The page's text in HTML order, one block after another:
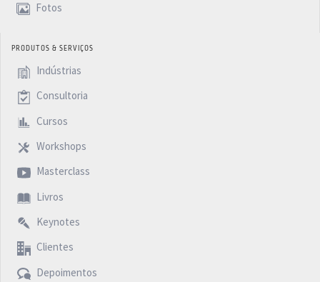
Fotos
PRODUTOS & SERVIÇOS
Indústrias
Consultoria
Cursos
Workshops
Masterclass
Livros
Keynotes
Clientes
Depoimentos